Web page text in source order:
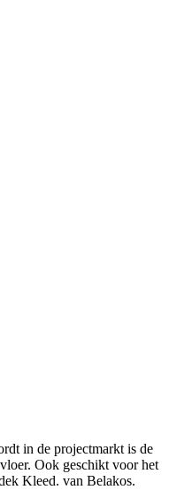
in de projectmarkt is de
Ook geschikt voor het
Kleed. van Belakos.